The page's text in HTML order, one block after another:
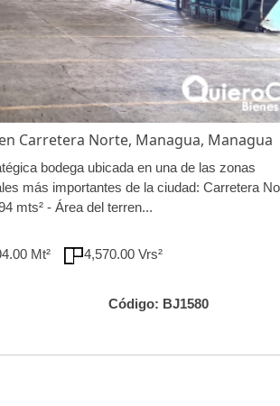
Carretera Norte, Managua, Managua
bodega ubicada en una de las zonas
más importantes de la ciudad: Carretera
mts² - Área del terren...
Mt² 4,570.00 Vrs²
Código: BJ1580